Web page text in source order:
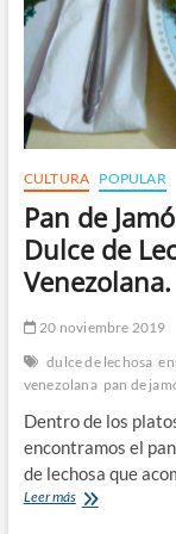
CULTURA POPULAR
Pan de
Dulce de
Venezolana.
20 noviembre 2019
dulce de lechosa
venezolana pan de
Dentro de los
encontramos el
de lechosa que
Leer másPan